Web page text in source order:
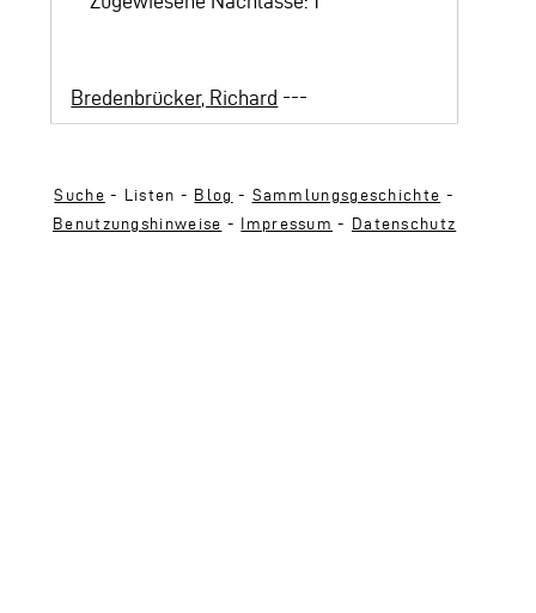
Bredenbrücker, Richard ---
Suche - Listen - Blog - Sammlungsgeschichte -
Benutzungshinweise - Impressum - Datenschutz